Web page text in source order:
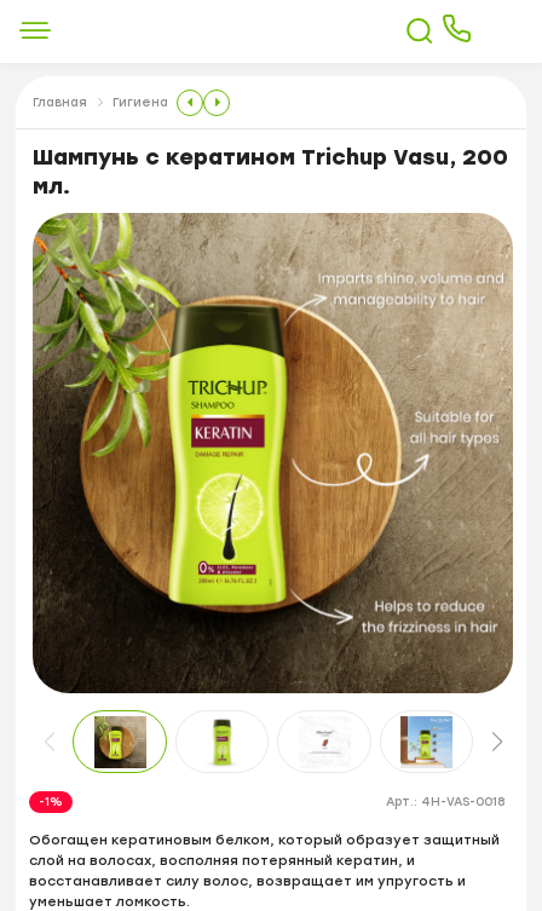
Главная Гигиена
Шампунь с кератином Trichup Vasu, 200
мл.
-1% Арт.: 4H-VAS-0018
Обогащен кератиновым белком, который образует защитный
слой на волосах, восполняя потерянный кератин, и
восстанавливает силу волос, возвращает им упругость и
уменьшает ломкость.